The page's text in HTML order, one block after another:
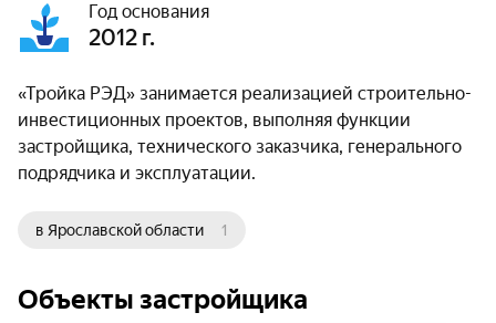
Год основания
2012 г.
«Тройка РЭД» занимается реализацией строительно-
инвестиционных проектов, выполняя функции
застройщика, технического заказчика, генерального
подрядчика и эксплуатации.
в Ярославской области 1
Объекты застройщика